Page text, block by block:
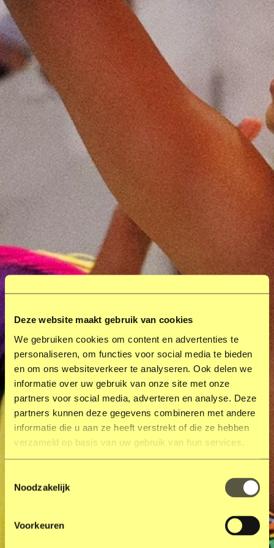
Deze website maakt gebruik van cookies
We gebruiken cookies om content en advertenties te
personaliseren, om functies voor social media te bieden
en om ons websiteverkeer te analyseren. Ook delen we
informatie over uw gebruik van onze site met onze
partners voor social media, adverteren en analyse. Deze
partners kunnen deze gegevens combineren met andere
informatie die u aan ze heeft verstrekt of die ze hebben
verzameld op basis van uw gebruik van hun services.
Noodzakelijk
Voorkeuren